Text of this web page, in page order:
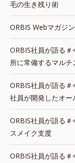
毛の生き残り術
ORBIS Webマガジ
ORBIS社員が語る
所に常備するマルチ
ORBIS社員が語る
社員が開発したオ
ORBIS社員が語る
スメイク支度
ORBIS社員が語る